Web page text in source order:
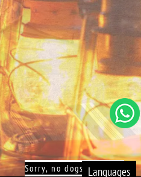
Sorry, no dogs allowed!
Languages